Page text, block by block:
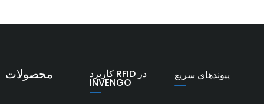
محصولات کاربرد RFID در
INVENGO
پیوندهای سریع